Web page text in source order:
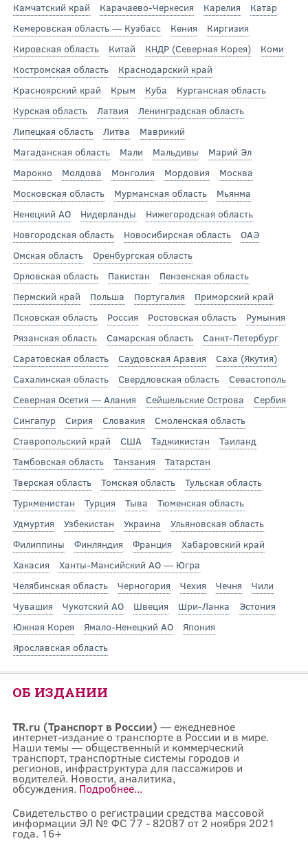
Камчатский край
Карачаево-Черкесия Карелия
Катар
Кемеровская область — Кузбасс
Кения
Киргизия
Кировская область
Китай КНДР (Северная Корея)
Коми
Костромская область
Краснодарский край
Красноярский край
Крым Куба
Курганская область
Курская область
Латвия
Ленинградская область
Липецкая область
Литва
Маврикий
Магаданская область
Мали Мальдивы
Марий Эл
Марокко
Молдова Монголия Мордовия
Москва
Московская область
Мурманская область
Мьянма
Ненецкий АО
Нидерланды
Нижегородская область
Новгородская область
Новосибирская область
ОАЭ
Омская область
Оренбургская область
Орловская область
Пакистан
Пензенская область
Пермский край
Польша Португалия
Приморский край
Псковская область
Россия Ростовская область
Румыния
Рязанская область
Самарская область
Санкт-Петербург
Саратовская область
Саудовская Аравия
Саха (Якутия)
Сахалинская область
Свердловская область
Севастополь
Северная Осетия — Алания
Сейшельские Острова
Сербия
Сингапур
Сирия Словакия
Смоленская область
Ставропольский край
США Таджикистан
Таиланд
Тамбовская область
Танзания
Татарстан
Тверская область
Томская область
Тульская область
Туркменистан
Турция Тыва
Тюменская область
Удмуртия
Узбекистан Украина
Ульяновская область
Филиппины
Финляндия Франция
Хабаровский край
Хакасия
Ханты-Мансийский АО — Югра
Челябинская область
Черногория Чехия Чечня
Чили
Чувашия
Чукотский АО Швеция Шри-Ланка
Эстония
Южная Корея
Ямало-Ненецкий АО
Япония
Ярославская область
ОБ ИЗДАНИИ
TR.ru (Транспорт в России) — ежедневное
интернет-издание о транспорте в России и в мире.
Наши темы — общественный и коммерческий
транспорт, транспортные системы городов и
регионов, инфраструктура для пассажиров и
водителей. Новости, аналитика,
обсуждения. Подробнее...
Свидетельство о регистрации средства массовой
информации ЭЛ № ФС 77 - 82087 от 2 ноября 2021
года. 16+